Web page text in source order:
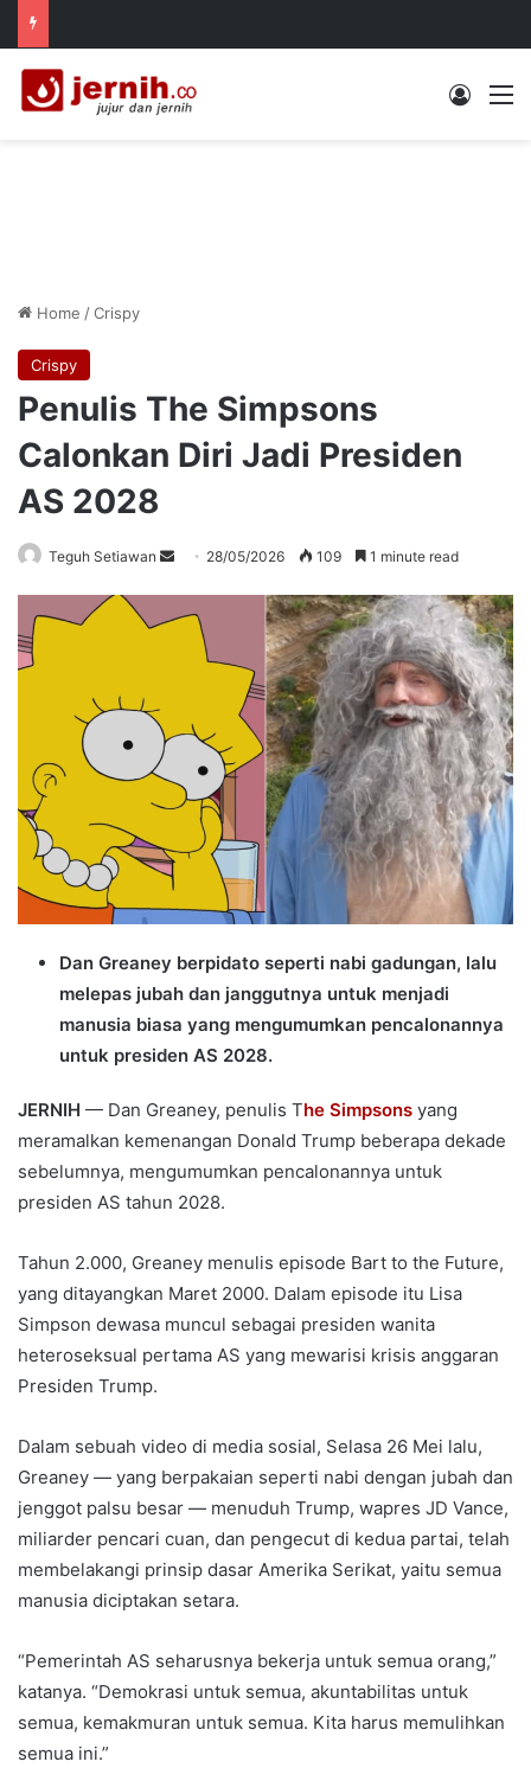
Log In
Home /Crispy
Crispy
Penulis The Simpsons
Calonkan Diri Jadi Presiden
AS 2028
Teguh Setiawan
Send
email
28/05/2026 109 1 minute read
Dan Greaney berpidato seperti nabi gadungan, lalu
melepas jubah dan janggutnya untuk menjadi
manusia biasa yang mengumumkan pencalonannya
untuk presiden AS 2028.
JERNIH — Dan Greaney, penulis The Simpsons yang
meramalkan kemenangan Donald Trump beberapa dekade
sebelumnya, mengumumkan pencalonannya untuk
presiden AS tahun 2028.
Tahun 2.000, Greaney menulis episode Bart to the Future,
yang ditayangkan Maret 2000. Dalam episode itu Lisa
Simpson dewasa muncul sebagai presiden wanita
heteroseksual pertama AS yang mewarisi krisis anggaran
Presiden Trump.
Dalam sebuah video di media sosial, Selasa 26 Mei lalu,
Greaney — yang berpakaian seperti nabi dengan jubah dan
jenggot palsu besar — menuduh Trump, wapres JD Vance,
miliarder pencari cuan, dan pengecut di kedua partai, telah
membelakangi prinsip dasar Amerika Serikat, yaitu semua
manusia diciptakan setara.
“Pemerintah AS seharusnya bekerja untuk semua orang,”
katanya. “Demokrasi untuk semua, akuntabilitas untuk
semua, kemakmuran untuk semua. Kita harus memulihkan
semua ini.”